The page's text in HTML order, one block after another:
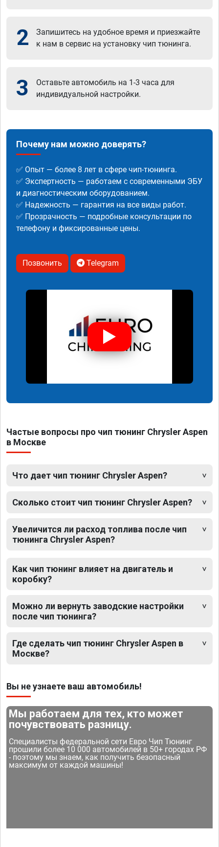
2
Запишитесь на удобное время и приезжайте
к нам в сервис на установку чип тюнинга.
3
Оставьте автомобиль на 1-3 часа для
индивидуальной настройки.
Почему нам можно доверять?
✅ Опыт — более 8 лет в сфере чип-тюнинга.
✅ Экспертность — работаем с современными ЭБУ
и диагностическим оборудованием.
✅ Надежность — гарантия на все виды работ.
✅ Прозрачность — подробные консультации по
телефону и фиксированные цены.
Позвонить Telegram
Частые вопросы про чип тюнинг Chrysler Aspen
в Москве
Что дает чип тюнинг Chrysler Aspen?
Сколько стоит чип тюнинг Chrysler Aspen?
Увеличится ли расход топлива после чип
тюнинга Chrysler Aspen?
Как чип тюнинг влияет на двигатель и
коробку?
Можно ли вернуть заводские настройки
после чип тюнинга?
Где сделать чип тюнинг Chrysler Aspen в
Москве?
Вы не узнаете ваш автомобиль!
Мы работаем для тех, кто может
почувствовать разницу.
Специалисты федеральной сети Евро Чип Тюнинг
прошили более 10 000 автомобилей в 50+ городах РФ
- поэтому мы знаем, как получить безопасный
максимум от каждой машины!